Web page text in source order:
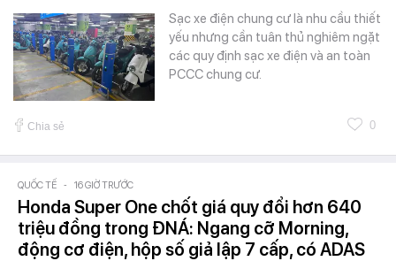
Sạc xe điện chung cư là nhu cầu thiết
yếu nhưng cần tuân thủ nghiêm ngặt
các quy định sạc xe điện và an toàn
PCCC chung cư.
Chia sẻ 0
QUỐC TẾ - 16 GIỜ TRƯỚC
Honda Super One chốt giá quy đổi hơn 640
triệu đồng trong ĐNÁ: Ngang cỡ Morning,
động cơ điện, hộp số giả lập 7 cấp, có ADAS